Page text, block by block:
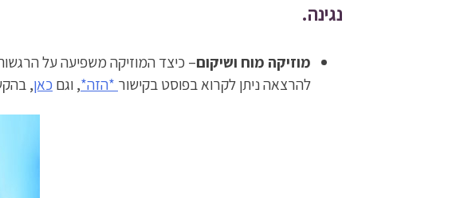
נגינה.
מוזיקה מוח ושיקום– כיצד המוזיקה משפיעה על
להרצאה ניתן לקרוא בפוסט בקישור *הזה*, וגםכאן,